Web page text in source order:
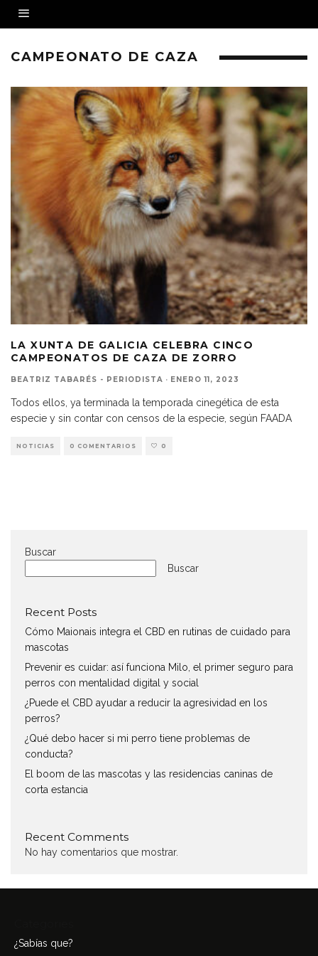
CAMPEONATO DE CAZA
LA XUNTA DE GALICIA CELEBRA CINCO
CAMPEONATOS DE CAZA DE ZORRO
BEATRIZ TABARÉS - PERIODISTA · ENERO 11, 2023
Todos ellos, ya terminada la temporada cinegética de esta
especie y sin contar con censos de la especie, según FAADA
NOTICIAS 0 COMENTARIOS 0
Buscar
Buscar
Recent Posts
Cómo Maionais integra el CBD en rutinas de cuidado para
mascotas
Prevenir es cuidar: así funciona Milo, el primer seguro para
perros con mentalidad digital y social
¿Puede el CBD ayudar a reducir la agresividad en los
perros?
¿Qué debo hacer si mi perro tiene problemas de
conducta?
El boom de las mascotas y las residencias caninas de
corta estancia
Recent Comments
No hay comentarios que mostrar.
¿Sabías que?